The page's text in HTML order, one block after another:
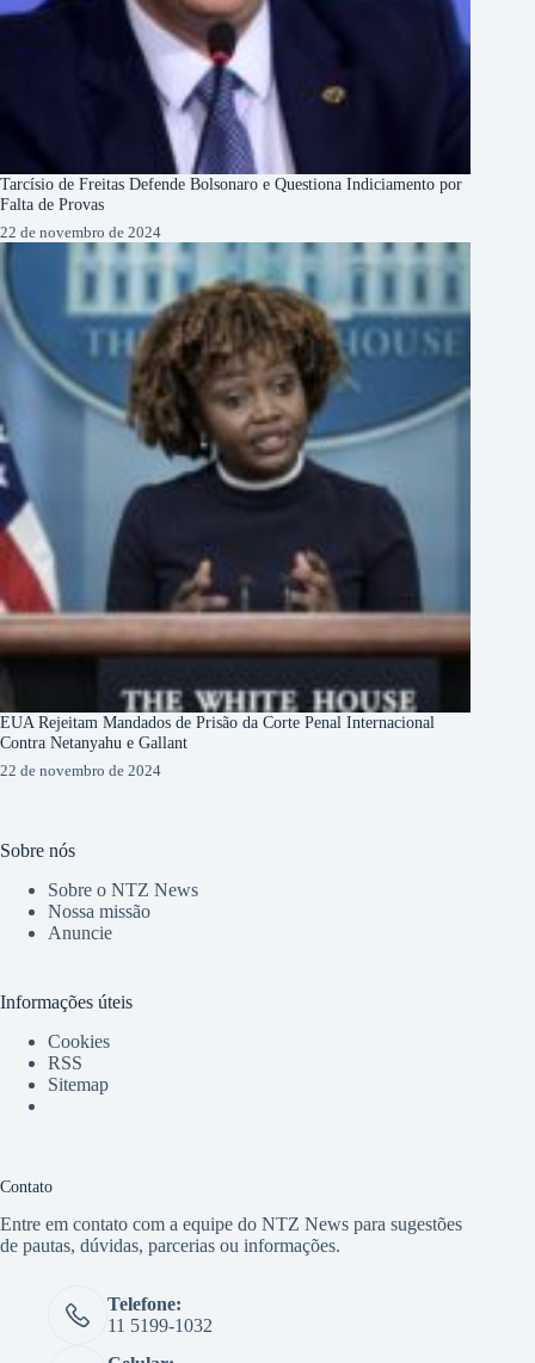
Tarcísio de Freitas Defende Bolsonaro e Questiona Indiciamento por
Falta de Provas
22 de novembro de 2024
EUA Rejeitam Mandados de Prisão da Corte Penal Internacional
Contra Netanyahu e Gallant
22 de novembro de 2024
Sobre nós
Sobre o NTZ News
Nossa missão
Anuncie
Informações úteis
Cookies
RSS
Sitemap
Contato
Entre em contato com a equipe do NTZ News para sugestões
de pautas, dúvidas, parcerias ou informações.
Telefone:
11 5199-1032